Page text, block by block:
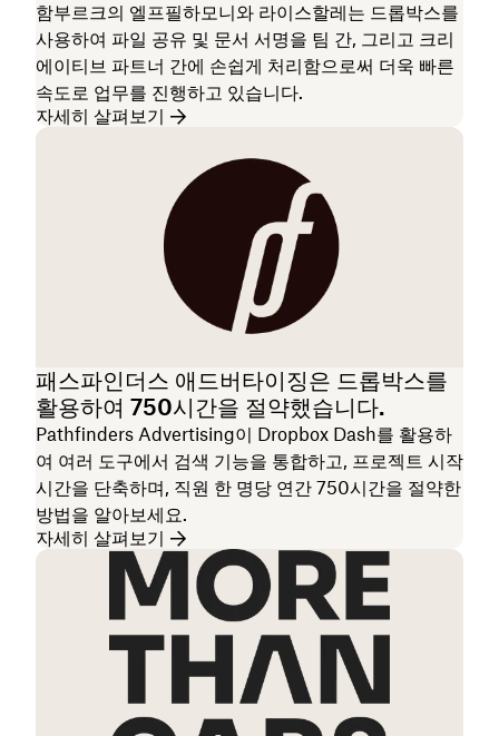
함부르크의 엘프필하모니와 라이스할레는 드롭박스를
사용하여 파일 공유 및 문서 서명을 팀 간, 그리고 크리
에이티브 파트너 간에 손쉽게 처리함으로써 더욱 빠른
속도로 업무를 진행하고 있습니다.
자세히 살펴보기
패스파인더스 애드버타이징은 드롭박스를
활용하여 750시간을 절약했습니다.
Pathfinders Advertising이 Dropbox Dash를 활용하
여 여러 도구에서 검색 기능을 통합하고, 프로젝트 시작
시간을 단축하며, 직원 한 명당 연간 750시간을 절약한
방법을 알아보세요.
자세히 살펴보기